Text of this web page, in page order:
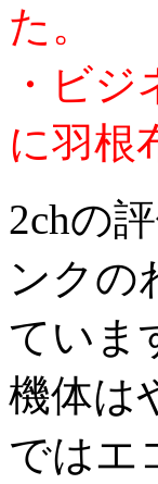
た。
・ビ
に羽根
2chの
ンクの
ていま
機体は
ではエ